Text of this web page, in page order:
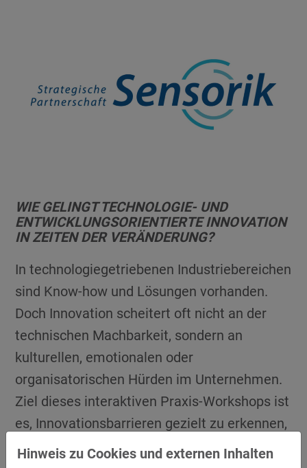
WIE GELINGT TECHNOLOGIE- UND
ENTWICKLUNGSORIENTIERTE INNOVATION
IN ZEITEN DER VERÄNDERUNG?
In technologiegetriebenen Industriebereichen
sind Know-how und Lösungen vorhanden.
Doch Innovation scheitert oft nicht an der
technischen Machbarkeit, sondern an
kulturellen, emotionalen oder
organisatorischen Hürden im Unternehmen.
Ziel dieses interaktiven Praxis-Workshops ist
es, Innovationsbarrieren gezielt zu erkennen,
zu reflektieren und wirksame Ansätze für
Hinweis zu Cookies und externen Inhalten